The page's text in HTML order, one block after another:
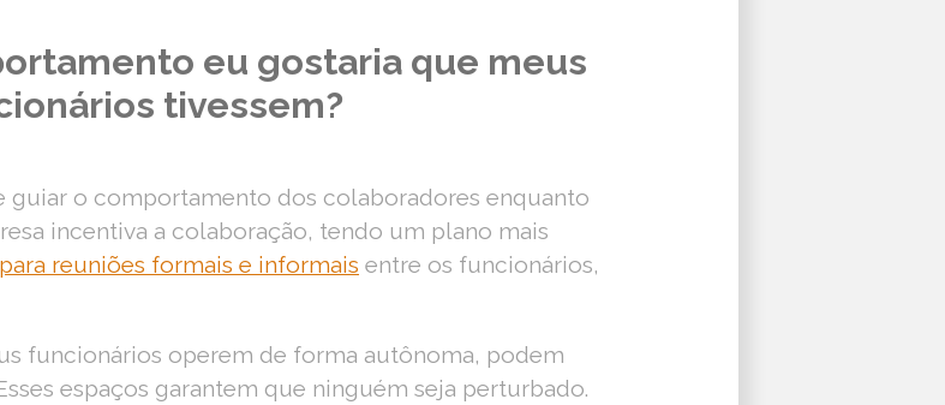
eu gostaria que meus
tivessem?
guiar o comportamento dos colaboradores enquanto
incentiva a colaboração, tendo um plano mais
reuniões formais e informais entre os funcionários,
funcionários operem de forma autônoma, podem
espaços garantem que ninguém seja perturbado.